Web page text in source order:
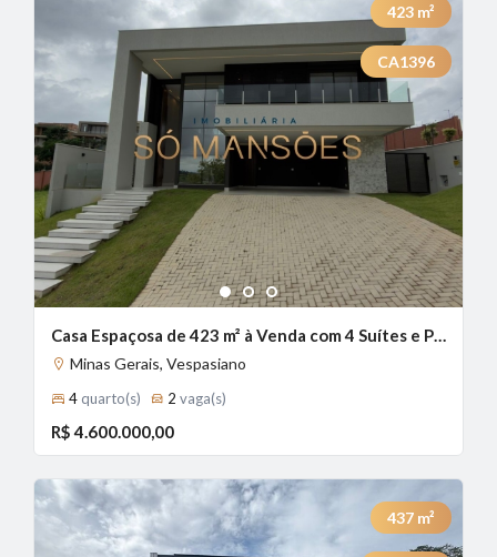
1 2 3
423 m²
CA1396
Casa Espaçosa de 423 m² à Venda com 4 Suítes e Piscina Aquecida no Condomínio Alphaville, Vespasiano - MG
Minas Gerais, Vespasiano
4 quarto(s) 2 vaga(s)
R$ 4.600.000,00
437 m²